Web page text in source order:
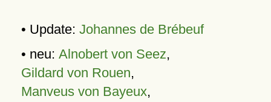
• Update: Johannes de Brébeuf
• neu: Alnobert von Seez,
Gildard von Rouen,
Manveus von Bayeux,